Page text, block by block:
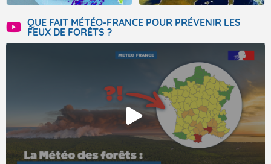
QUE FAIT MÉTÉO-FRANCE POUR PRÉVENIR LES
FEUX DE FORÊTS ?